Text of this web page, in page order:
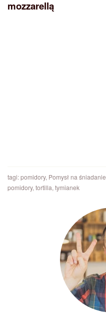
mozzarellą
tagi:pomidory, Pomysł na śniadanie
pomidory,tortilla,tymianek